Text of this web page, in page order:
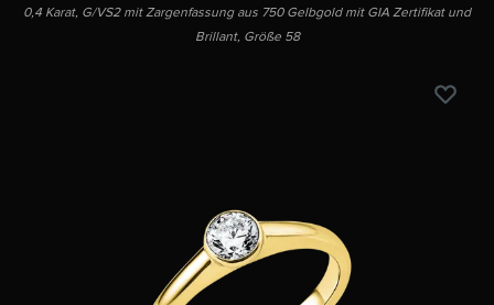
0,4 Karat, G/VS2 mit Zargenfassung aus 750 Gelbgold mit GIA Zertifikat und
Brillant, Größe 58